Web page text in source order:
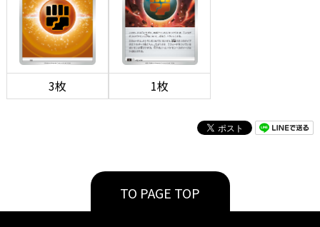
3枚 1枚
TO PAGE TOP